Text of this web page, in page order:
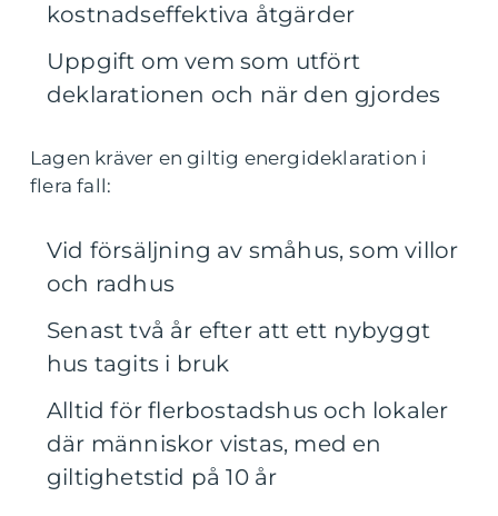
kostnadseffektiva åtgärder
Uppgift om vem som utfört
deklarationen och när den gjordes
Lagen kräver en giltig energideklaration i
flera fall:
Vid försäljning av småhus, som villor
och radhus
Senast två år efter att ett nybyggt
hus tagits i bruk
Alltid för flerbostadshus och lokaler
där människor vistas, med en
giltighetstid på 10 år